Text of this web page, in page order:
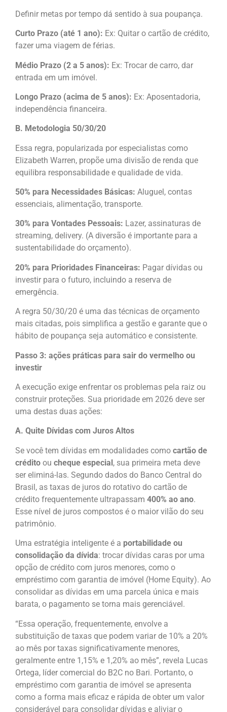
Definir metas por tempo dá sentido à sua poupança.
Curto Prazo (até 1 ano): Ex: Quitar o cartão de crédito,
fazer uma viagem de férias.
Médio Prazo (2 a 5 anos): Ex: Trocar de carro, dar
entrada em um imóvel.
Longo Prazo (acima de 5 anos): Ex: Aposentadoria,
independência financeira.
B. Metodologia 50/30/20
Essa regra, popularizada por especialistas como
Elizabeth Warren, propõe uma divisão de renda que
equilibra responsabilidade e qualidade de vida.
50% para Necessidades Básicas: Aluguel, contas
essenciais, alimentação, transporte.
30% para Vontades Pessoais: Lazer, assinaturas de
streaming, delivery. (A diversão é importante para a
sustentabilidade do orçamento).
20% para Prioridades Financeiras: Pagar dívidas ou
investir para o futuro, incluindo a reserva de
emergência.
A regra 50/30/20 é uma das técnicas de orçamento
mais citadas, pois simplifica a gestão e garante que o
hábito de poupança seja automático e consistente.
Passo 3: ações práticas para sair do vermelho ou
investir
A execução exige enfrentar os problemas pela raiz ou
construir proteções. Sua prioridade em 2026 deve ser
uma destas duas ações:
A. Quite Dívidas com Juros Altos
Se você tem dívidas em modalidades como cartão de
crédito ou cheque especial, sua primeira meta deve
ser eliminá-las. Segundo dados do Banco Central do
Brasil, as taxas de juros do rotativo do cartão de
crédito frequentemente ultrapassam 400% ao ano.
Esse nível de juros compostos é o maior vilão do seu
patrimônio.
Uma estratégia inteligente é a portabilidade ou
consolidação da dívida: trocar dívidas caras por uma
opção de crédito com juros menores, como o
empréstimo com garantia de imóvel (Home Equity). Ao
consolidar as dívidas em uma parcela única e mais
barata, o pagamento se torna mais gerenciável.
“Essa operação, frequentemente, envolve a
substituição de taxas que podem variar de 10% a 20%
ao mês por taxas significativamente menores,
geralmente entre 1,15% e 1,20% ao mês”, revela Lucas
Ortega, líder comercial do B2C no Bari. Portanto, o
empréstimo com garantia de imóvel se apresenta
como a forma mais eficaz e rápida de obter um valor
considerável para consolidar dívidas e aliviar o